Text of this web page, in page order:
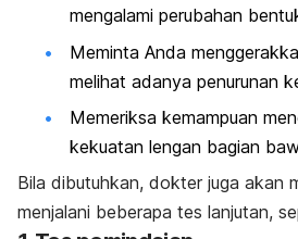
mengalami perubahan
Meminta Anda
melihat adanya penurunan
Memeriksa kemampuan
kekuatan lengan bagian
Bila dibutuhkan, dokter juga akan
menjalani beberapa tes lanjutan,